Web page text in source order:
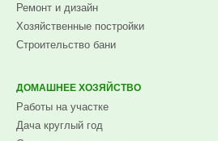
Ремонт и дизайн
Хозяйственные постройки
Строительство бани
ДОМАШНЕЕ ХОЗЯЙСТВО
Работы на участке
Дача круглый год